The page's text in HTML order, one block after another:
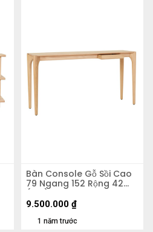
Bàn Console Gỗ Sồi Cao
79 Ngang 152 Rộng 42
(cm)
1 năm trước
9.500.000 ₫